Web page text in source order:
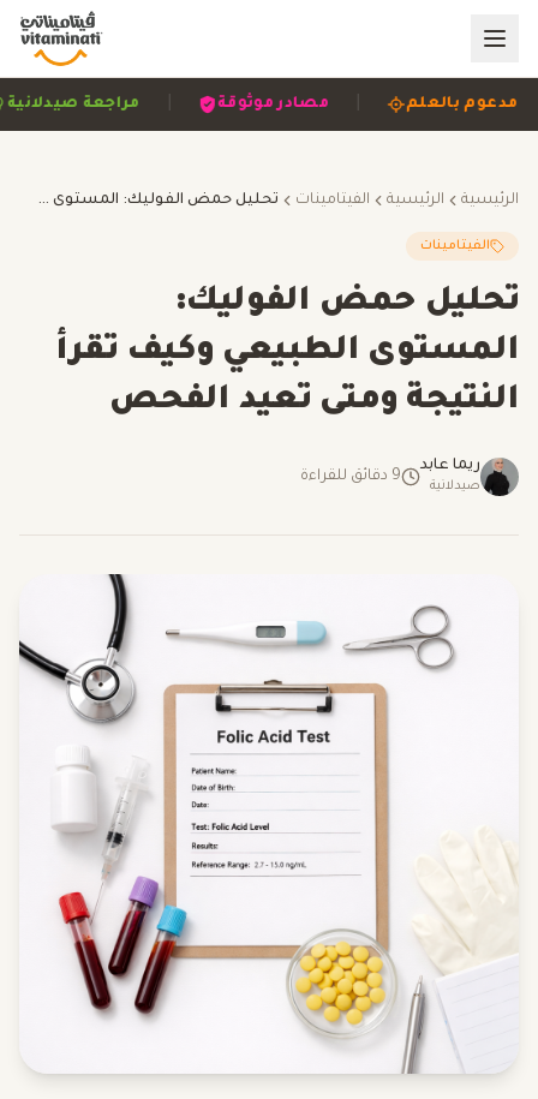
مراجعة | مصادر موثوقة | مدعوم بالعلم |
الرئيسية الرئيسية الفيتامينات تحليل حمض الفوليك: المستوى الطبيعي وكيف تقرأ النتيجة ومتى تعيد الفحص
الفيتامينات
تحليل حمض الفوليك:
المستوى الطبيعي وكيف تقرأ
النتيجة ومتى تعيد الفحص
ريما عابد
صيدلانية
9 دقائق للقراءة